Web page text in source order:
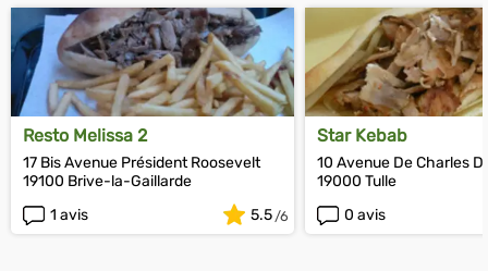
Resto Melissa 2
17 Bis Avenue Président Roosevelt
19100 Brive-la-Gaillarde
1 avis
5.5
Star Kebab
10 Avenue De Charles
19000 Tulle
0 avis